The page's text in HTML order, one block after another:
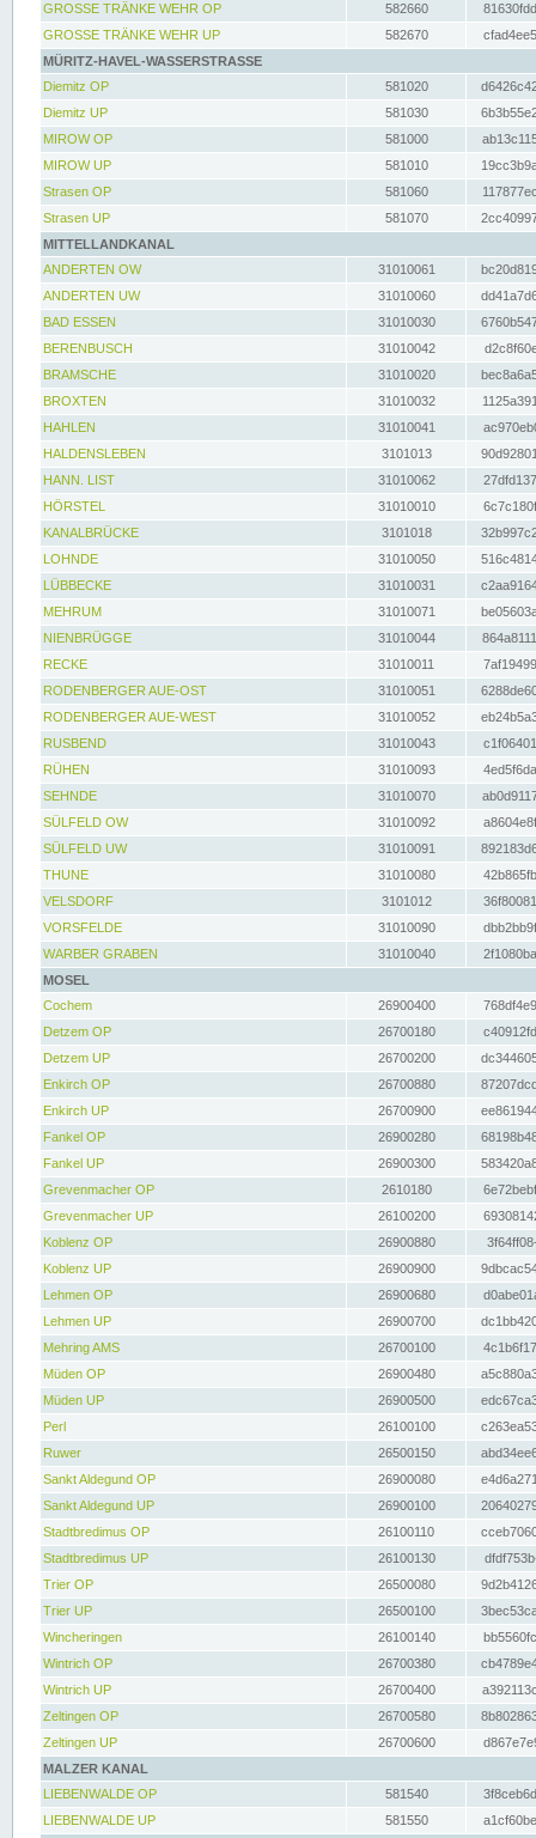
GROSSE TRÄNKE WEHR OP
582660
GROSSE TRÄNKE WEHR UP
582670
MÜRITZ-HAVEL-WASSERSTRASSE
Diemitz OP
581020
Diemitz UP
581030
MIROW OP
581000
MIROW UP
581010
Strasen OP
581060
Strasen UP
581070
MITTELLANDKANAL
ANDERTEN OW
31010061
ANDERTEN UW
31010060
BAD ESSEN
31010030
BERENBUSCH
31010042
BRAMSCHE
31010020
BROXTEN
31010032
HAHLEN
31010041
HALDENSLEBEN
3101013
HANN. LIST
31010062
HÖRSTEL
31010010
KANALBRÜCKE
3101018
LOHNDE
31010050
LÜBBECKE
31010031
MEHRUM
31010071
NIENBRÜGGE
31010044
RECKE
31010011
RODENBERGER AUE-OST
31010051
RODENBERGER AUE-WEST
31010052
RUSBEND
31010043
RÜHEN
31010093
SEHNDE
31010070
SÜLFELD OW
31010092
SÜLFELD UW
31010091
THUNE
31010080
VELSDORF
3101012
VORSFELDE
31010090
WARBER GRABEN
31010040
MOSEL
Cochem
26900400
Detzem OP
26700180
Detzem UP
26700200
Enkirch OP
26700880
Enkirch UP
26700900
Fankel OP
26900280
Fankel UP
26900300
Grevenmacher OP
2610180
Grevenmacher UP
26100200
Koblenz OP
26900880
Koblenz UP
26900900
Lehmen OP
26900680
Lehmen UP
26900700
Mehring AMS
26700100
Müden OP
26900480
Müden UP
26900500
Perl
26100100
Ruwer
26500150
Sankt Aldegund OP
26900080
Sankt Aldegund UP
26900100
Stadtbredimus OP
26100110
Stadtbredimus UP
26100130
Trier OP
26500080
Trier UP
26500100
Wincheringen
26100140
Wintrich OP
26700380
Wintrich UP
26700400
Zeltingen OP
26700580
Zeltingen UP
26700600
MALZER KANAL
LIEBENWALDE OP
581540
LIEBENWALDE UP
581550